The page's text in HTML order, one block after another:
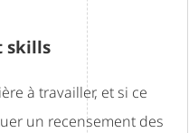
skills
à travailler, et si ce
un recensement des